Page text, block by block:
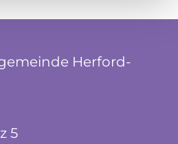
Herford-
5